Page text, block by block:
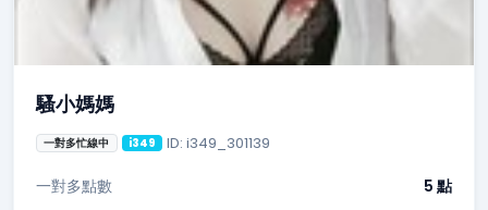
騷小媽媽
一對多忙線中 i349 ID: i349_301139
一對多點數 5 點